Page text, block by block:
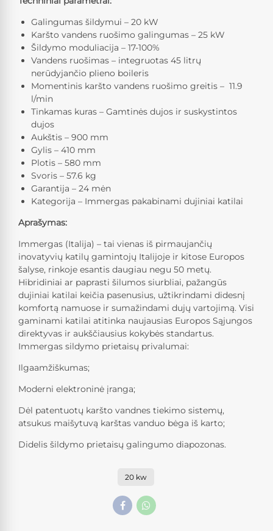
Galingumas šildymui – 20 kW
Karšto vandens ruošimo galingumas – 25 kW
Šildymo moduliacija – 17-100%
Vandens ruošimas – integruotas 45 litrų
nerūdyjančio plieno boileris
Momentinis karšto vandens ruošimo greitis – 11.9
l/min
Tinkamas kuras – Gamtinės dujos ir suskystintos
dujos
Aukštis – 900 mm
Gylis – 410 mm
Plotis – 580 mm
Svoris – 57.6 kg
Garantija – 24 mėn
Kategorija – Immergas pakabinami dujiniai katilai
Aprašymas:
Immergas (Italija) – tai vienas iš pirmaujančių
inovatyvių katilų gamintojų Italijoje ir kitose Europos
šalyse, rinkoje esantis daugiau negu 50 metų.
Hibridiniai ar paprasti šilumos siurbliai, pažangūs
dujiniai katilai keičia pasenusius, užtikrindami didesnį
komfortą namuose ir sumažindami dujų vartojimą. Visi
gaminami katilai atitinka naujausias Europos Sąjungos
direktyvas ir aukščiausius kokybės standartus.
Immergas sildymo prietaisų privalumai:
Ilgaamžiškumas;
Moderni elektroninė įranga;
Dėl patentuotų karšto vandnes tiekimo sistemų,
atsukus maišytuvą karštas vanduo bėga iš karto;
Didelis šildymo prietaisų galingumo diapozonas.
20 kw